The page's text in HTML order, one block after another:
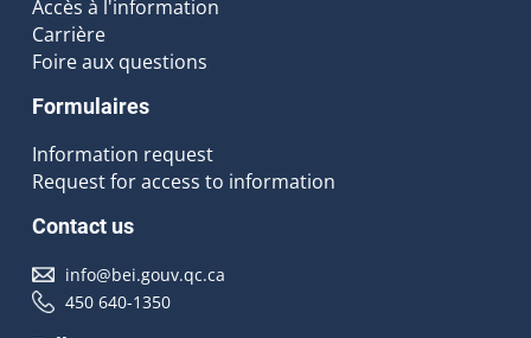
Accès à l'information
Carrière
Foire aux questions
Formulaires
Information request
Request for access to information
Contact us
info@bei.gouv.qc.ca
450 640-1350